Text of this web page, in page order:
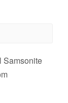
Samsonite